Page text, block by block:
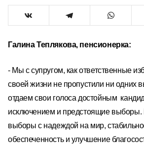
Галина Теплякова, пенсионерка:
- Мы с супругом, как ответственные
своей жизни не пропустили ни одних
отдаем свои голоса достойным
исключением и предстоящие
выборы с надеждой на мир,
обеспеченность и улучшение